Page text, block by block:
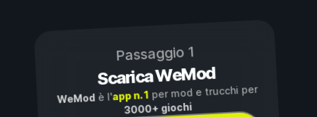
Passaggio 1
Scarica WeMod
WeMod è l'app n. 1per mod e trucchi per
3000+ giochi